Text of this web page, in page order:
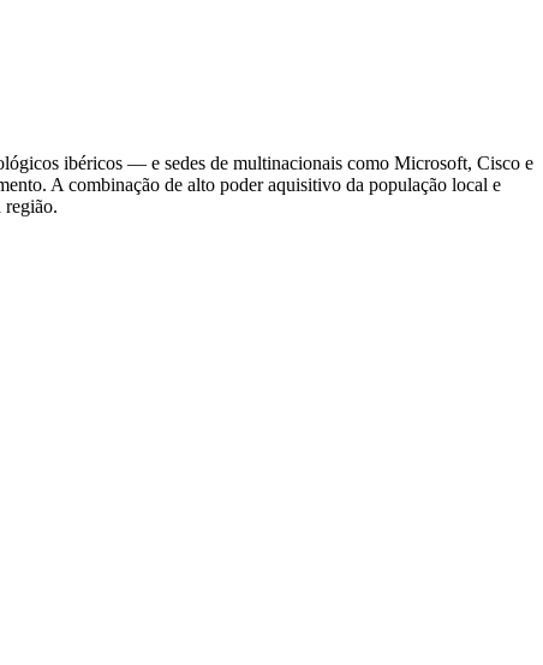
ibéricos — e sedes de multinacionais como Microsoft, Cisco e
A combinação de alto poder aquisitivo da população local e
região.